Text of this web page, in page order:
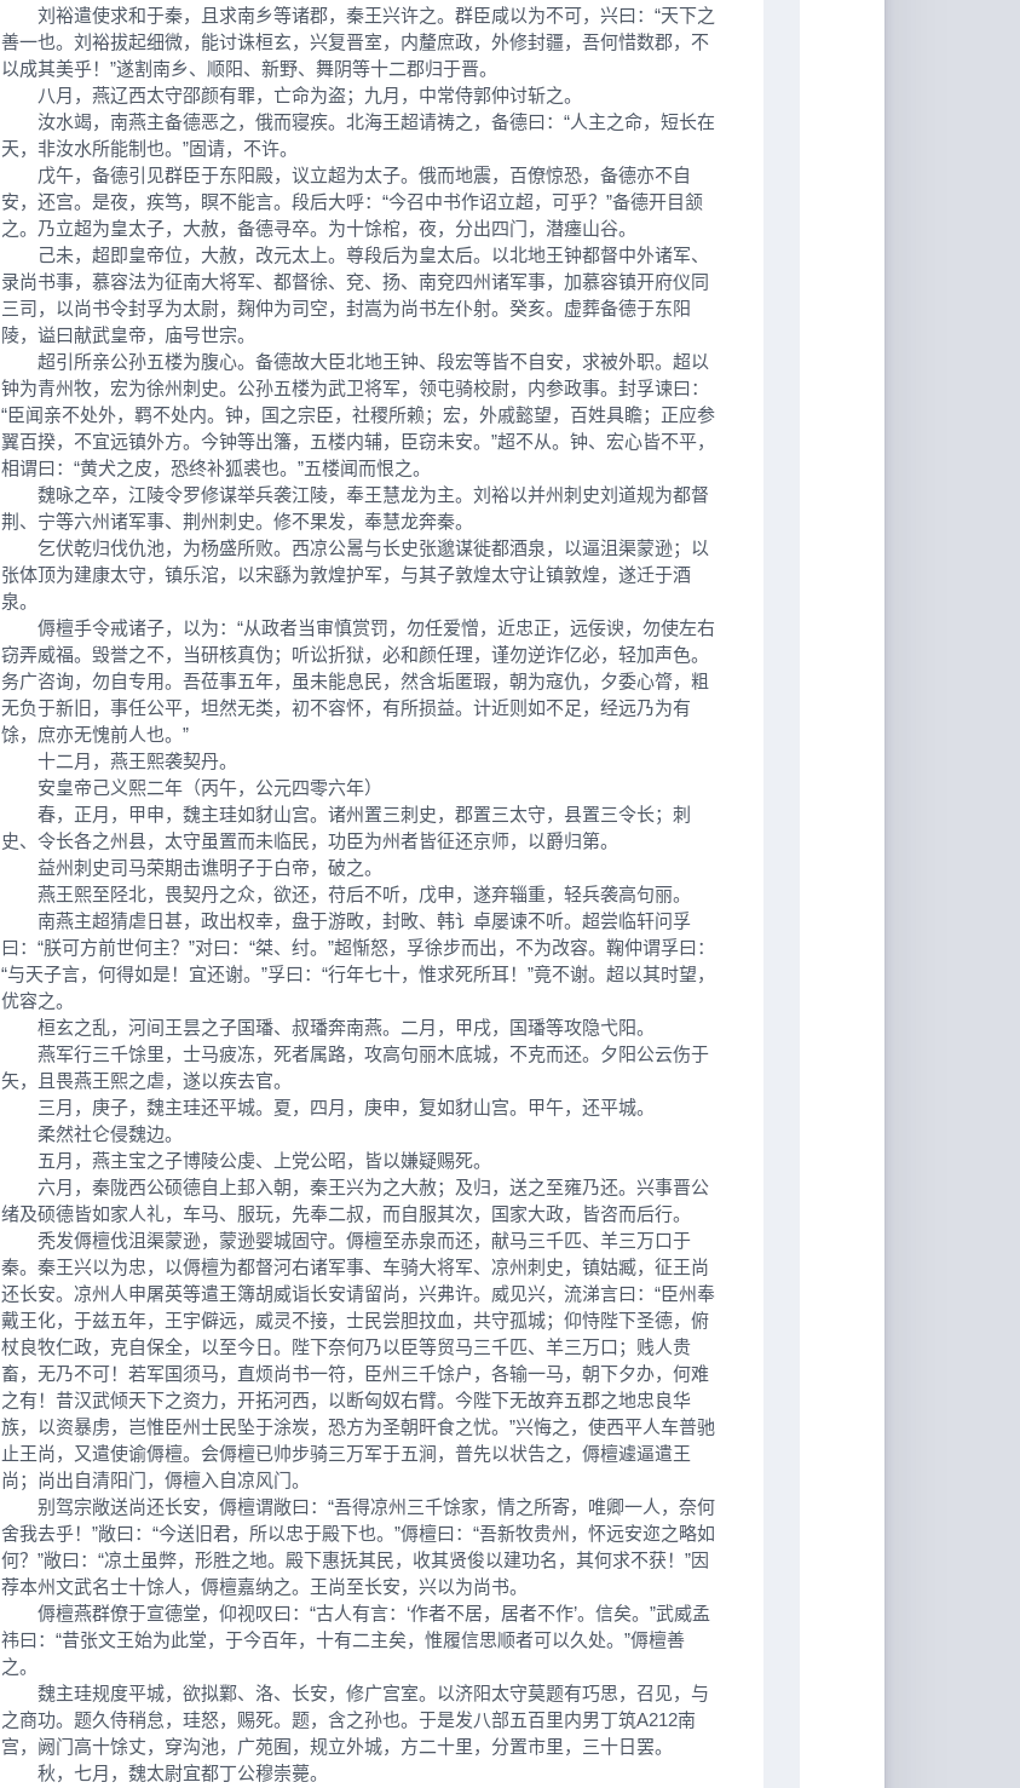
刘裕遣使求和于秦，且求南乡等诸郡，秦王兴许之。群臣咸以为不可，兴曰：“天下之
善一也。刘裕拔起细微，能讨诛桓玄，兴复晋室，内釐庶政，外修封疆，吾何惜数郡，不
以成其美乎！”遂割南乡、顺阳、新野、舞阴等十二郡归于晋。
八月，燕辽西太守邵颜有罪，亡命为盗；九月，中常侍郭仲讨斩之。
汝水竭，南燕主备德恶之，俄而寝疾。北海王超请祷之，备德曰：“人主之命，短长在
天，非汝水所能制也。”固请，不许。
戊午，备德引见群臣于东阳殿，议立超为太子。俄而地震，百僚惊恐，备德亦不自
安，还宫。是夜，疾笃，瞑不能言。段后大呼：“今召中书作诏立超，可乎？”备德开目颔
之。乃立超为皇太子，大赦，备德寻卒。为十馀棺，夜，分出四门，潜瘗山谷。
己未，超即皇帝位，大赦，改元太上。尊段后为皇太后。以北地王钟都督中外诸军、
录尚书事，慕容法为征南大将军、都督徐、兗、扬、南兗四州诸军事，加慕容镇开府仪同
三司，以尚书令封孚为太尉，麹仲为司空，封嵩为尚书左仆射。癸亥。虚葬备德于东阳
陵，谥曰献武皇帝，庙号世宗。
超引所亲公孙五楼为腹心。备德故大臣北地王钟、段宏等皆不自安，求被外职。超以
钟为青州牧，宏为徐州刺史。公孙五楼为武卫将军，领屯骑校尉，内参政事。封孚谏曰：
“臣闻亲不处外，羁不处内。钟，国之宗臣，社稷所赖；宏，外戚懿望，百姓具瞻；正应参
翼百揆，不宜远镇外方。今钟等出籓，五楼内辅，臣窃未安。”超不从。钟、宏心皆不平，
相谓曰：“黄犬之皮，恐终补狐裘也。”五楼闻而恨之。
魏咏之卒，江陵令罗修谋举兵袭江陵，奉王慧龙为主。刘裕以并州刺史刘道规为都督
荆、宁等六州诸军事、荆州刺史。修不果发，奉慧龙奔秦。
乞伏乾归伐仇池，为杨盛所败。西凉公暠与长史张邈谋徙都酒泉，以逼沮渠蒙逊；以
张体顶为建康太守，镇乐涫，以宋繇为敦煌护军，与其子敦煌太守让镇敦煌，遂迁于酒
泉。
傉檀手令戒诸子，以为：“从政者当审慎赏罚，勿任爱憎，近忠正，远佞谀，勿使左右
窃弄威福。毁誉之不，当研核真伪；听讼折狱，必和颜任理，谨勿逆诈亿必，轻加声色。
务广咨询，勿自专用。吾莅事五年，虽未能息民，然含垢匿瑕，朝为寇仇，夕委心膂，粗
无负于新旧，事任公平，坦然无类，初不容怀，有所损益。计近则如不足，经远乃为有
馀，庶亦无愧前人也。”
十二月，燕王熙袭契丹。
安皇帝己义熙二年（丙午，公元四零六年）
春，正月，甲申，魏主珪如豺山宫。诸州置三刺史，郡置三太守，县置三令长；刺
史、令长各之州县，太守虽置而未临民，功臣为州者皆征还京师，以爵归第。
益州刺史司马荣期击谯明子于白帝，破之。
燕王熙至陉北，畏契丹之众，欲还，苻后不听，戊申，遂弃辎重，轻兵袭高句丽。
南燕主超猜虐日甚，政出权幸，盘于游畋，封畋、韩讠卓屡谏不听。超尝临轩问孚
曰：“朕可方前世何主？”对曰：“桀、纣。”超惭怒，孚徐步而出，不为改容。鞠仲谓孚曰：
“与天子言，何得如是！宜还谢。”孚曰：“行年七十，惟求死所耳！”竟不谢。超以其时望，
优容之。
桓玄之乱，河间王昙之子国璠、叔璠奔南燕。二月，甲戌，国璠等攻隐弋阳。
燕军行三千馀里，士马疲冻，死者属路，攻高句丽木底城，不克而还。夕阳公云伤于
矢，且畏燕王熙之虐，遂以疾去官。
三月，庚子，魏主珪还平城。夏，四月，庚申，复如豺山宫。甲午，还平城。
柔然社仑侵魏边。
五月，燕主宝之子博陵公虔、上党公昭，皆以嫌疑赐死。
六月，秦陇西公硕德自上邽入朝，秦王兴为之大赦；及归，送之至雍乃还。兴事晋公
绪及硕德皆如家人礼，车马、服玩，先奉二叔，而自服其次，国家大政，皆咨而后行。
秃发傉檀伐沮渠蒙逊，蒙逊婴城固守。傉檀至赤泉而还，献马三千匹、羊三万口于
秦。秦王兴以为忠，以傉檀为都督河右诸军事、车骑大将军、凉州刺史，镇姑臧，征王尚
还长安。凉州人申屠英等遣王簿胡威诣长安请留尚，兴弗许。威见兴，流涕言曰：“臣州奉
戴王化，于兹五年，王宇僻远，威灵不接，士民尝胆抆血，共守孤城；仰恃陛下圣德，俯
杖良牧仁政，克自保全，以至今日。陛下奈何乃以臣等贸马三千匹、羊三万口；贱人贵
畜，无乃不可！若军国须马，直烦尚书一符，臣州三千馀户，各输一马，朝下夕办，何难
之有！昔汉武倾天下之资力，开拓河西，以断匈奴右臂。今陛下无故弃五郡之地忠良华
族，以资暴虏，岂惟臣州士民坠于涂炭，恐方为圣朝旰食之忧。”兴悔之，使西平人车普驰
止王尚，又遣使谕傉檀。会傉檀已帅步骑三万军于五涧，普先以状告之，傉檀遽逼遣王
尚；尚出自清阳门，傉檀入自凉风门。
别驾宗敞送尚还长安，傉檀谓敞曰：“吾得凉州三千馀家，情之所寄，唯卿一人，奈何
舍我去乎！”敞曰：“今送旧君，所以忠于殿下也。”傉檀曰：“吾新牧贵州，怀远安迩之略如
何？”敞曰：“凉土虽弊，形胜之地。殿下惠抚其民，收其贤俊以建功名，其何求不获！”因
荐本州文武名士十馀人，傉檀嘉纳之。王尚至长安，兴以为尚书。
傉檀燕群僚于宣德堂，仰视叹曰：“古人有言：‘作者不居，居者不作’。信矣。”武威孟
祎曰：“昔张文王始为此堂，于今百年，十有二主矣，惟履信思顺者可以久处。”傉檀善
之。
魏主珪规度平城，欲拟鄴、洛、长安，修广宫室。以济阳太守莫题有巧思，召见，与
之商功。题久侍稍怠，珪怒，赐死。题，含之孙也。于是发八部五百里内男丁筑A212南
宫，阙门高十馀丈，穿沟池，广苑囿，规立外城，方二十里，分置市里，三十日罢。
秋，七月，魏太尉宜都丁公穆崇薨。